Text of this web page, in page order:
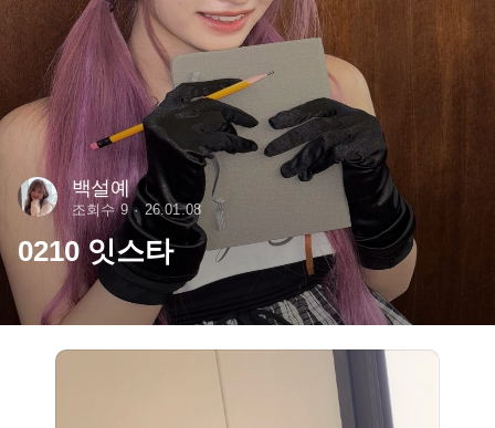
백설예
조회수 9 26.01.08
0210 잇스타